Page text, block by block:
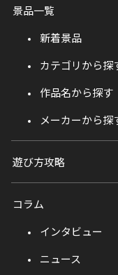
景品一覧
新着景品
カテゴリから探
作品名から探す
メーカーから探
遊び方攻略
コラム
インタビュー
ニュース